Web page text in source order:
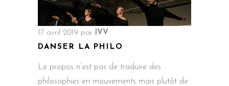
17 avril 2019 par IVV
DANSER LA PHILO
Le propos n’est pas de traduire des
philosophies en mouvements mais plutôt de